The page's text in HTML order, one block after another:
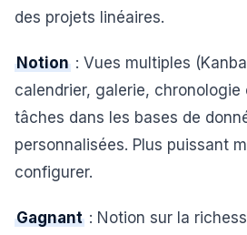
des projets linéaires.
Notion : Vues multiples
calendrier, galerie, chronologie
tâches dans les bases de
personnalisées. Plus puissant
configurer.
Gagnant : Notion sur la